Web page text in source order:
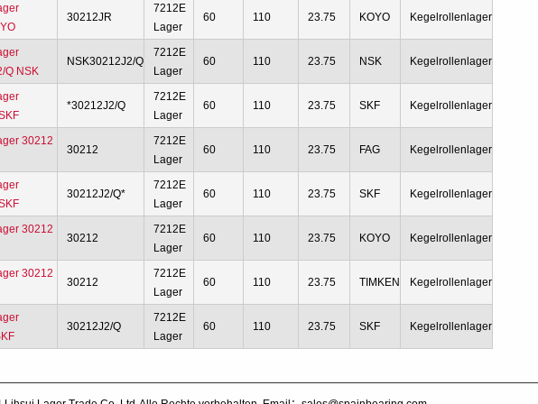
30212JR
7212E
Lager
60 110 23.75 KOYO Kegelrollenlager
Q NSK
NSK30212J2/Q
7212E
Lager
60 110 23.75 NSK Kegelrollenlager
*30212J2/Q
7212E
Lager
60 110 23.75 SKF Kegelrollenlager
30212
30212
7212E
Lager
60 110 23.75 FAG Kegelrollenlager
30212J2/Q*
7212E
Lager
60 110 23.75 SKF Kegelrollenlager
30212
30212
7212E
Lager
60 110 23.75 KOYO Kegelrollenlager
30212
30212
7212E
Lager
60 110 23.75 TIMKEN Kegelrollenlager
30212J2/Q
7212E
Lager
60 110 23.75 SKF Kegelrollenlager